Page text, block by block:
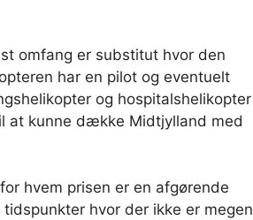
omfang er substitut hvor den
har en pilot og eventuelt
og hospitalshelikopter
at kunne dække Midtjylland med
hvem prisen er en afgørende
hvor der ikke er megen